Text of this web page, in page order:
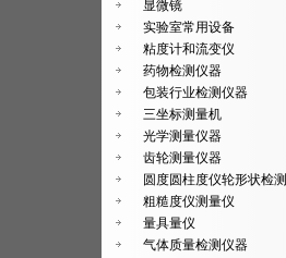
显微镜
实验室常用设备
粘度计和流变仪
药物检测仪器
包装行业检测仪器
三坐标测量机
光学测量仪器
齿轮测量仪器
圆度圆柱度仪轮形状检测
粗糙度仪测量仪
量具量仪
气体质量检测仪器